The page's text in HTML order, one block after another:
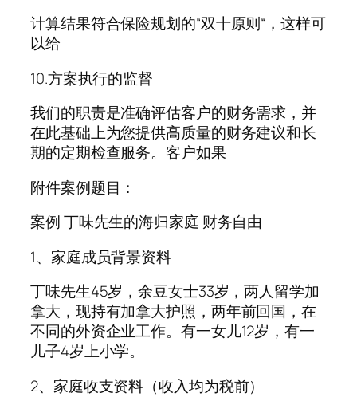
计算结果符合保险规划的“双十原则“，这样可
以给
10.方案执行的监督
我们的职责是准确评估客户的财务需求，并
在此基础上为您提供高质量的财务建议和长
期的定期检查服务。客户如果
附件案例题目：
案例 丁味先生的海归家庭 财务自由
1、家庭成员背景资料
丁味先生45岁，余豆女士33岁，两人留学加
拿大，现持有加拿大护照，两年前回国，在
不同的外资企业工作。有一女儿12岁，有一
儿子4岁上小学。
2、家庭收支资料（收入均为税前）